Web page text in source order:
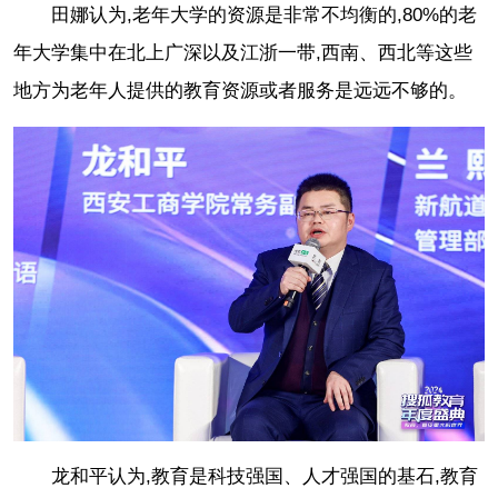
田娜认为,老年大学的资源是非常不均衡的,80%的老
年大学集中在北上广深以及江浙一带,西南、西北等这些
地方为老年人提供的教育资源或者服务是远远不够的。
龙和平认为,教育是科技强国、人才强国的基石,教育